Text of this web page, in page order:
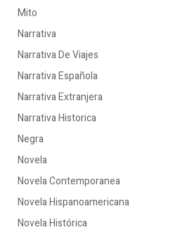
Mito
Narrativa
Narrativa De Viajes
Narrativa Española
Narrativa Extranjera
Narrativa Historica
Negra
Novela
Novela Contemporanea
Novela Hispanoamericana
Novela Histórica